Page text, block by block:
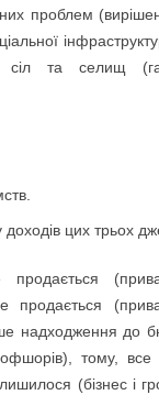
проблем
сіл та селищ
цих трьох
надходження до
тому, все
(бізнес і